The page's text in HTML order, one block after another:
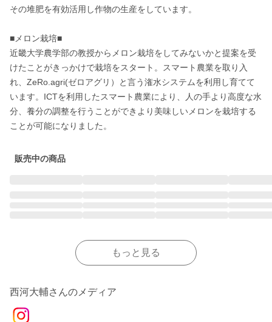
その堆肥を有効活用し作物の生産をしています。
■メロン栽培■
近畿大学農学部の教授からメロン栽培をしてみないかと提案を受
けたことがきっかけで栽培をスタート。スマート農業を取り入
れ、ZeRo.agri(ゼロアグリ）と言う潅水システムを利用し育てて
います。ICTを利用したスマート農業により、人の手より高度な水
分、養分の調整を行うことができより美味しいメロンを栽培する
ことが可能になりました。
販売中の商品
もっと見る
西河大輔さんのメディア